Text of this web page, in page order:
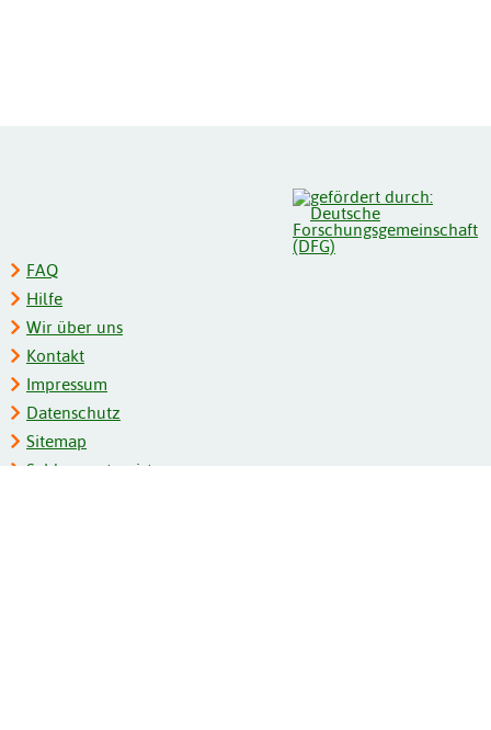
FAQ
Hilfe
Wir über uns
Kontakt
Impressum
Datenschutz
Sitemap
Schlagwortregister